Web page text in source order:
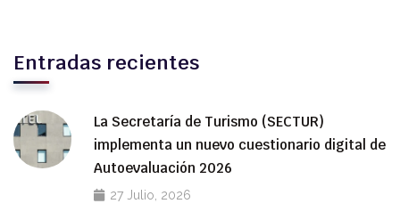
Entradas recientes
La Secretaría de Turismo (SECTUR)
implementa un nuevo cuestionario digital de
Autoevaluación 2026
27 Julio, 2026